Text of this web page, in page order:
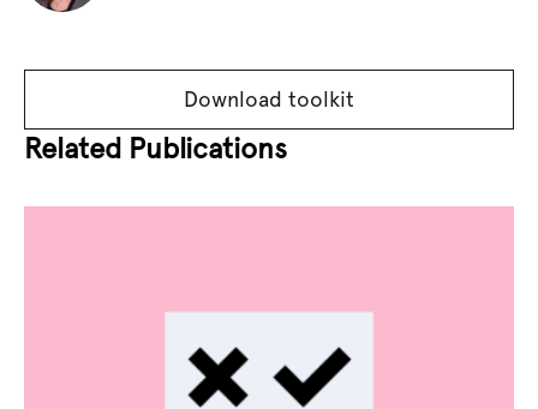
Download toolkit
Related Publications